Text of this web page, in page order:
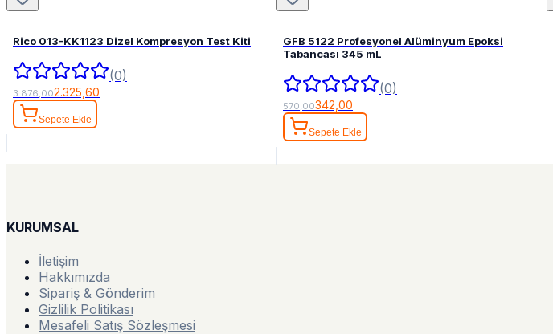
Rico 013-KK1123 Dizel Kompresyon Test Kiti
(0)
3.876,002.325,60
Sepete Ekle
GFB 5122 Profesyonel Alüminyum Epoksi
Tabancası 345 mL
(0)
570,00342,00
Sepete Ekle
KURUMSAL
İletişim
Hakkımızda
Sipariş & Gönderim
Gizlilik Politikası
Mesafeli Satış Sözleşmesi